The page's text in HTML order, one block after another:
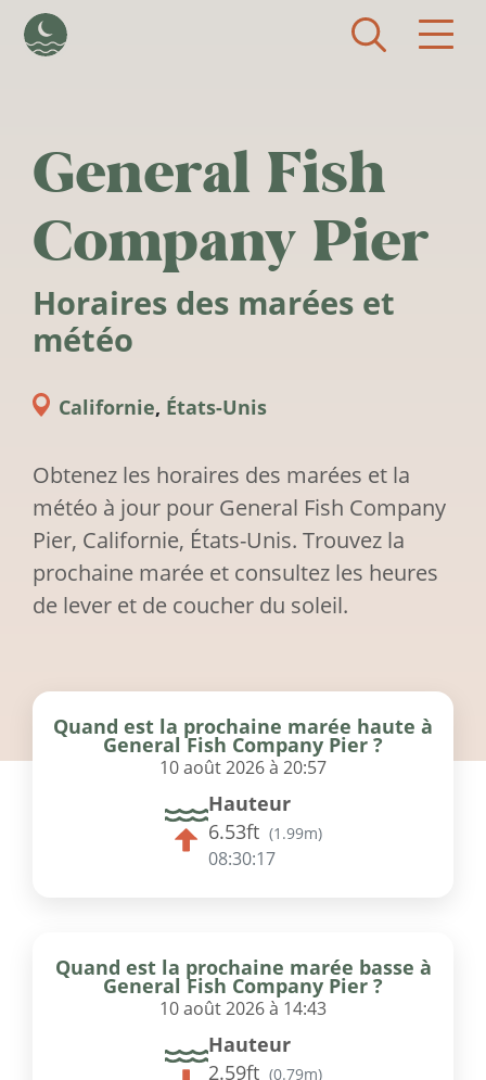
General Fish
Company Pier
Horaires des marées et
météo
Californie, États-Unis
Obtenez les horaires des marées et la
météo à jour pour General Fish Company
Pier, Californie, États-Unis. Trouvez la
prochaine marée et consultez les heures
de lever et de coucher du soleil.
Quand est la prochaine marée haute à
General Fish Company Pier ?
10 août 2026 à 20:57
Hauteur
6.53ft (1.99m)
08:30:17
Quand est la prochaine marée basse à
General Fish Company Pier ?
10 août 2026 à 14:43
Hauteur
2.59ft (0.79m)